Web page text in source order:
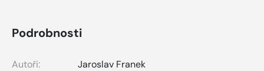
Podrobnosti
Autoři:
Jaroslav Franek